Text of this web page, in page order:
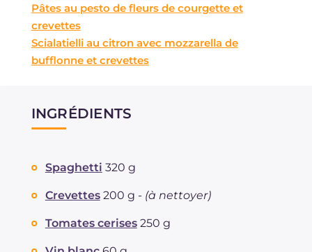
Pâtes au pesto de fleurs de courgette et
crevettes
Scialatielli au citron avec mozzarella de
bufflonne et crevettes
INGRÉDIENTS
Spaghetti 320 g
Crevettes 200 g - (à nettoyer)
Tomates cerises 250 g